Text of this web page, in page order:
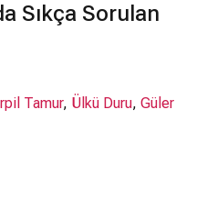
Sıkça Sorulan
Tamur, Ülkü Duru, Güler